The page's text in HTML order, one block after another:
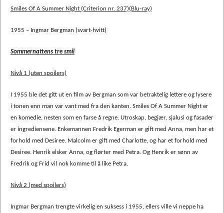
Smiles Of A Summer Night (Criterion nr. 237)(Blu-ray)
1955 – Ingmar Bergman (svart-hvitt)
Sommernattens tre smil
Nivå 1 (uten spoilers)
I 1955 ble det gitt ut en film av Bergman som var betraktelig lettere og lysere
i tonen enn man var vant med fra den kanten. Smiles Of A Summer Night er
en komedie, nesten som en farse å regne. Utroskap, begjær, sjalusi og fasader
er ingrediensene. Enkemannen Fredrik Egerman er gift med Anna, men har et
forhold med Desiree. Malcolm er gift med Charlotte, og har et forhold med
Desiree. Henrik elsker Anna, og flørter med Petra. Og Henrik er sønn av
Fredrik og Frid vil nok komme til å like Petra.
Nivå 2 (med spoilers)
Ingmar Bergman trengte virkelig en suksess i 1955, ellers ville vi neppe ha